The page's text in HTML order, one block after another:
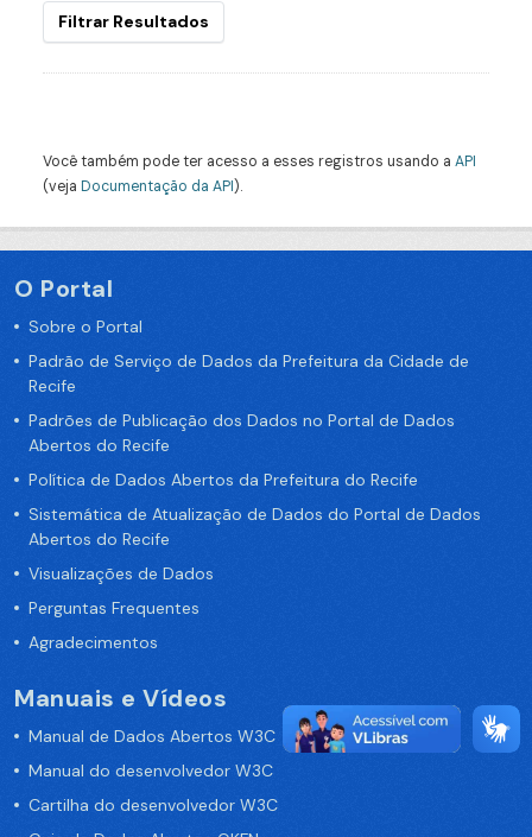
Filtrar Resultados
Você também pode ter acesso a esses registros usando a API
(veja Documentação da API).
O Portal
Sobre o Portal
Padrão de Serviço de Dados da Prefeitura da Cidade de
Recife
Padrões de Publicação dos Dados no Portal de Dados
Abertos do Recife
Política de Dados Abertos da Prefeitura do Recife
Sistemática de Atualização de Dados do Portal de Dados
Abertos do Recife
Visualizações de Dados
Perguntas Frequentes
Agradecimentos
Manuais e Vídeos
Manual de Dados Abertos W3C
Manual do desenvolvedor W3C
Cartilha do desenvolvedor W3C